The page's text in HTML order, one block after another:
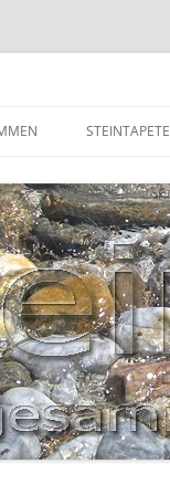
STEINTAPETE